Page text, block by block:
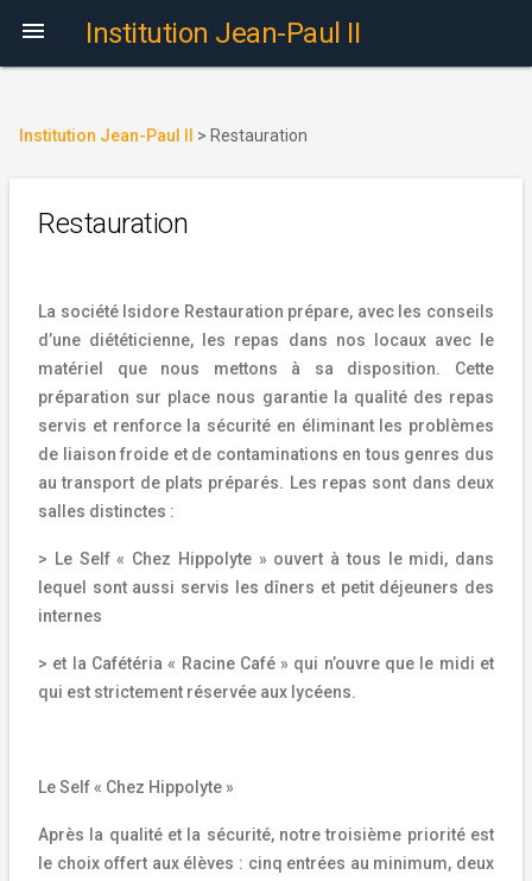
 Institution Jean-Paul II
Institution Jean-Paul II > Restauration
Restauration
La société Isidore Restauration prépare, avec les conseils
d’une diététicienne, les repas dans nos locaux avec le
matériel que nous mettons à sa disposition. Cette
préparation sur place nous garantie la qualité des repas
servis et renforce la sécurité en éliminant les problèmes
de liaison froide et de contaminations en tous genres dus
au transport de plats préparés. Les repas sont dans deux
salles distinctes :
> Le Self « Chez Hippolyte » ouvert à tous le midi, dans
lequel sont aussi servis les dîners et petit déjeuners des
internes
> et la Cafétéria « Racine Café » qui n’ouvre que le midi et
qui est strictement réservée aux lycéens.
Le Self « Chez Hippolyte »
Après la qualité et la sécurité, notre troisième priorité est
le choix offert aux élèves : cinq entrées au minimum, deux